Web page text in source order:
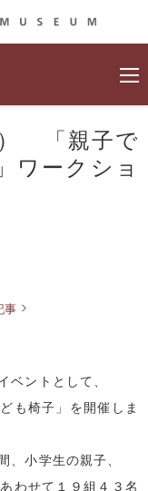
「親子で
ワークショ
事
ントとして、
も椅子」を開催しま
、小学生の親子、
わせて１９組４３名